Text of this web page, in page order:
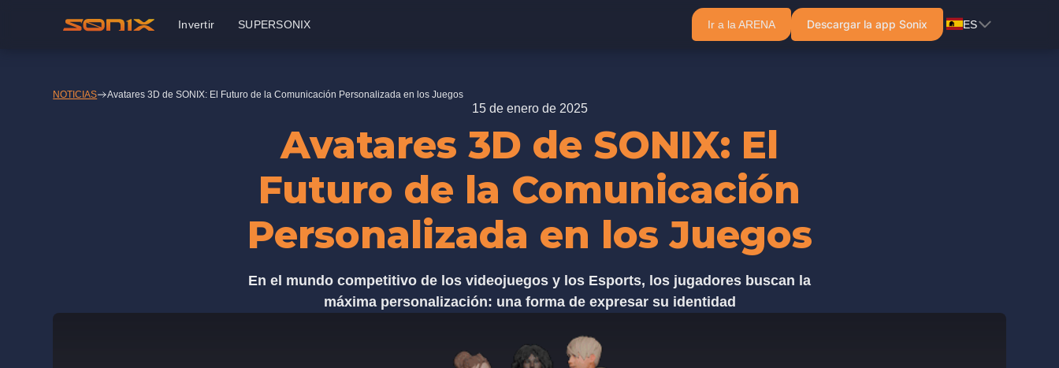
Invertir SUPERSONIX Ir a la ARENA Descargar la app Sonix ES
NOTICIAS Avatares 3D de SONIX: El Futuro de la Comunicación Personalizada en los Juegos
15 de enero de 2025
Avatares 3D de SONIX: El
Futuro de la Comunicación
Personalizada en los Juegos
En el mundo competitivo de los videojuegos y los Esports, los jugadores buscan la
máxima personalización: una forma de expresar su identidad